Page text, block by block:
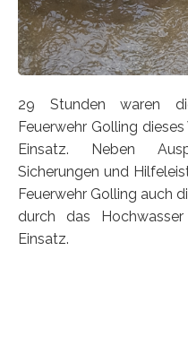
29 Stunden waren
Feuerwehr Golling
Einsatz. Neben
Sicherungen und
Feuerwehr Golling auch
durch das Hochwasser
Einsatz.